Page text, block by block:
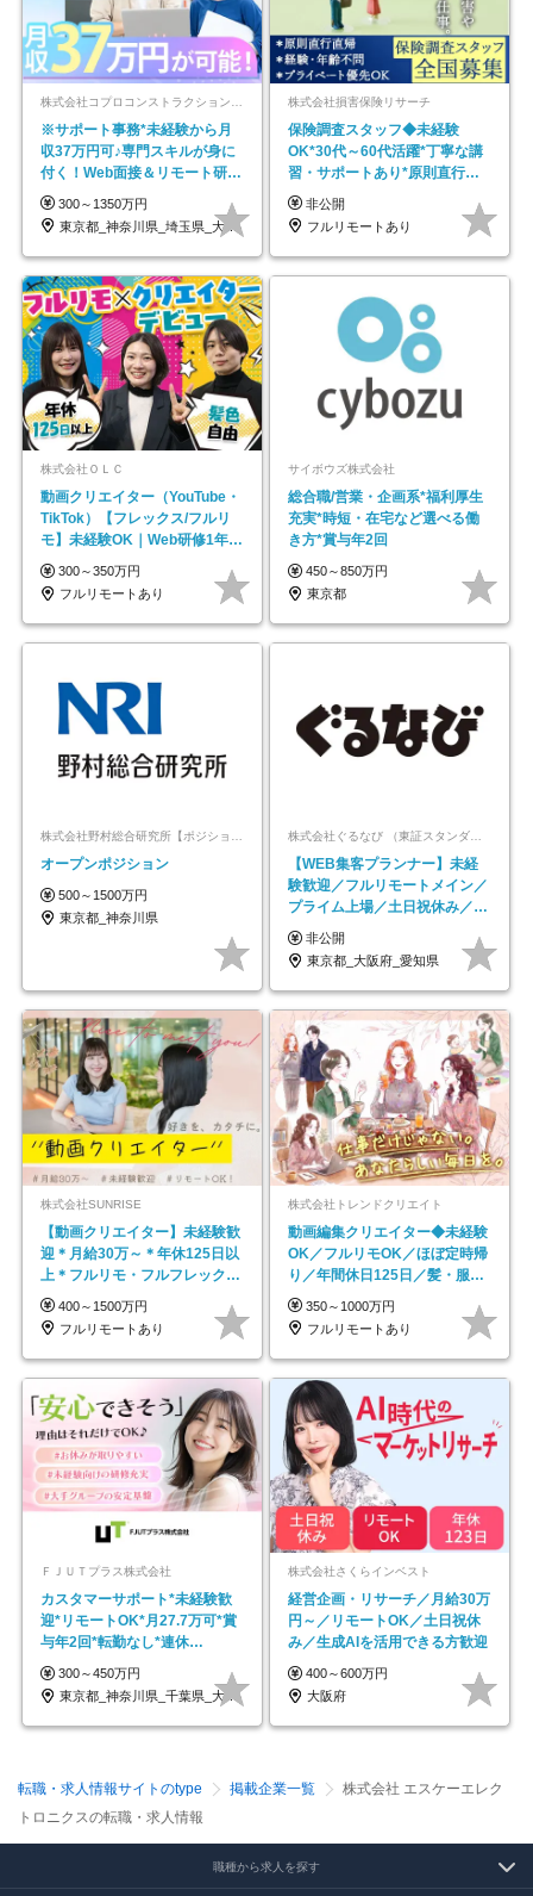
※サポート事務*未経験から月
収37万円可♪専門スキルが身に
付く！Web面接＆リモート研修
も充実♪/a
300～1350万円
東京都_神奈川県_埼玉県_大阪府_愛知県…
株式会社損害保険リサーチ
保険調査スタッフ◆未経験
OK*30代～60代活躍*丁寧な講
習・サポートあり*原則直行直
帰／全国募集・業務委託
非公開
フルリモートあり
株式会社ＯＬＣ
動画クリエイター（YouTube・
TikTok）【フレックス/フルリ
モ】未経験OK｜Web研修1年間
｜副業OK
300～350万円
フルリモートあり
サイボウズ株式会社
総合職/営業・企画系*福利厚生
充実*時短・在宅など選べる働
き方*賞与年2回
450～850万円
東京都
株式会社野村総合研究所【ポジションマッチ登録】
オープンポジション
500～1500万円
東京都_神奈川県
株式会社ぐるなび （東証スタンダード上場）
【WEB集客プランナー】未経
験歓迎／フルリモートメイン／
プライム上場／土日祝休み／東
京・大阪・名古屋
非公開
東京都_大阪府_愛知県
株式会社SUNRISE
【動画クリエイター】未経験歓
迎＊月給30万～＊年休125日以
上＊フルリモ・フルフレックス
◆10名の採用が決定◆
400～1500万円
フルリモートあり
株式会社トレンドクリエイト
動画編集クリエイター◆未経験
OK／フルリモOK／ほぼ定時帰
り／年間休日125日／髪・服・
ネイル自由／副業OK
350～1000万円
フルリモートあり
ＦＪＵＴプラス株式会社
カスタマーサポート*未経験歓
迎*リモートOK*月27.7万可*賞
与年2回*転勤なし*連休
OK/ZE010232
300～450万円
東京都_神奈川県_千葉県_大阪府_愛知県…
株式会社さくらインベスト
経営企画・リサーチ／月給30万
円～／リモートOK／土日祝休
み／生成AIを活用できる方歓迎
400～600万円
大阪府
転職・求人情報サイトのtype 掲載企業一覧
株式会社 エスケーエレク
トロニクスの転職・求人情報
職種から求人を探す